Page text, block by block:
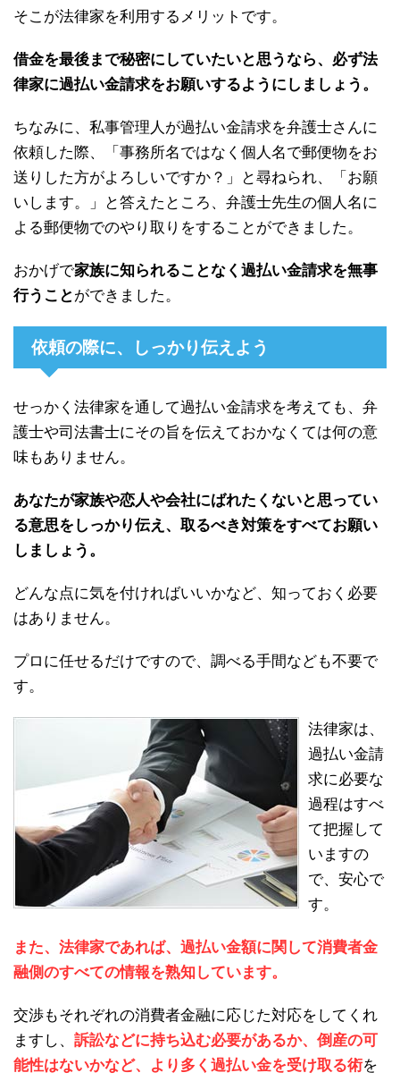
そこが法律家を利用するメリットです。
借金を最後まで秘密にしていたいと思うなら、必ず法
律家に過払い金請求をお願いするようにしましょう。
ちなみに、私事管理人が過払い金請求を弁護士さんに
依頼した際、「事務所名ではなく個人名で郵便物をお
送りした方がよろしいですか？」と尋ねられ、「お願
いします。」と答えたところ、弁護士先生の個人名に
よる郵便物でのやり取りをすることができました。
おかげで家族に知られることなく過払い金請求を無事
行うことができました。
依頼の際に、しっかり伝えよう
せっかく法律家を通して過払い金請求を考えても、弁
護士や司法書士にその旨を伝えておかなくては何の意
味もありません。
あなたが家族や恋人や会社にばれたくないと思ってい
る意思をしっかり伝え、取るべき対策をすべてお願い
しましょう。
どんな点に気を付ければいいかなど、知っておく必要
はありません。
プロに任せるだけですので、調べる手間なども不要で
す。
法律家は、
過払い金請
求に必要な
過程はすべ
て把握して
いますの
で、安心で
す。
また、法律家であれば、過払い金額に関して消費者金
融側のすべての情報を熟知しています。
交渉もそれぞれの消費者金融に応じた対応をしてくれ
ますし、 訴訟などに持ち込む必要があるか、倒産の可
能性はないかなど、より多く過払い金を受け取る術を